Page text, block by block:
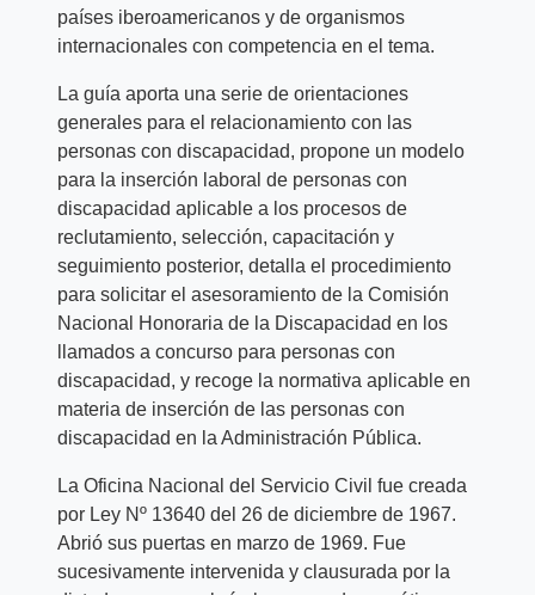
países iberoamericanos y de organismos
internacionales con competencia en el tema.
La guía aporta una serie de orientaciones
generales para el relacionamiento con las
personas con discapacidad, propone un modelo
para la inserción laboral de personas con
discapacidad aplicable a los procesos de
reclutamiento, selección, capacitación y
seguimiento posterior, detalla el procedimiento
para solicitar el asesoramiento de la Comisión
Nacional Honoraria de la Discapacidad en los
llamados a concurso para personas con
discapacidad, y recoge la normativa aplicable en
materia de inserción de las personas con
discapacidad en la Administración Pública.
La Oficina Nacional del Servicio Civil fue creada
por Ley Nº 13640 del 26 de diciembre de 1967.
Abrió sus puertas en marzo de 1969. Fue
sucesivamente intervenida y clausurada por la